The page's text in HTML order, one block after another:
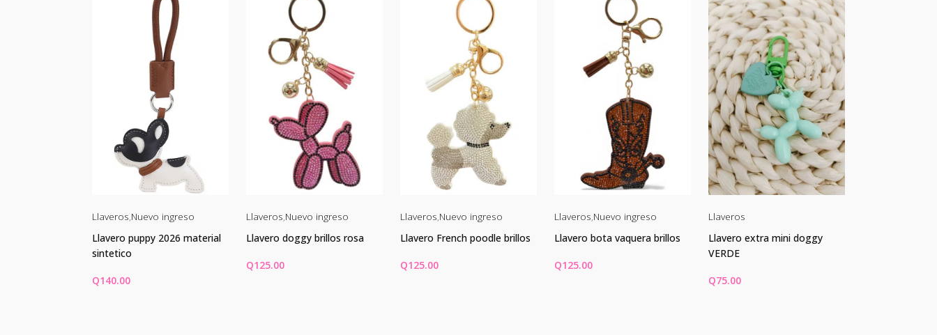
Llaveros,Nuevo ingreso
Llavero puppy 2026 material
sintetico
Q140.00
Llaveros,Nuevo ingreso
Llavero doggy brillos rosa
Q125.00
Llaveros,Nuevo ingreso
Llavero French poodle brillos
Q125.00
Llaveros,Nuevo ingreso
Llavero bota vaquera brillos
Q125.00
Llaveros
Llavero extra mini doggy
VERDE
Q75.00